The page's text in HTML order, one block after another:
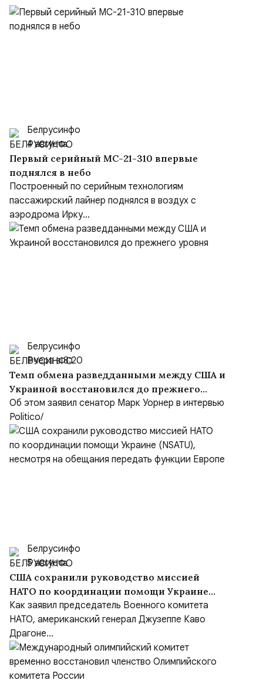
Белрусинфо
4 августа
Первый серийный МС-21-310 впервые
поднялся в небо
Построенный по серийным технологиям
пассажирский лайнер поднялся в воздух с
аэродрома Ирку...
Белрусинфо
Вчера в 8:20
Темп обмена разведданными между США и
Украиной восстановился до прежнего
уровня
Об этом заявил сенатор Марк Уорнер в интервью
Politico/
Белрусинфо
5 августа
США сохранили руководство миссией
НАТО по координации помощи Украине
(NSATU), несмотря на обещания передать
функции Европе
Как заявил председатель Военного комитета
НАТО, американский генерал Джузеппе Каво
Драгоне...